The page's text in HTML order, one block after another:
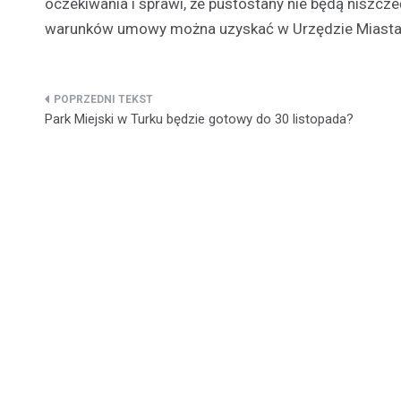
oczekiwania i sprawi, że pustostany nie będą
warunków umowy można uzyskać w Urzędzie
Nawigacja
Park Miejski w Turku będzie gotowy do 30 listopada?